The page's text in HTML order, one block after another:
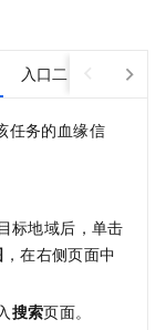
入口二：通过PAI查
任务的血缘信
标地域后，单击
，在右侧页面中
搜索页面。